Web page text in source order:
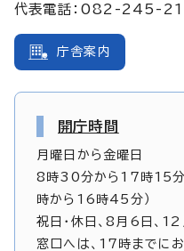
代表電話：082-245-
庁舎案内
開庁時間
月曜日から金曜日
8時30分から17時15分
時から16時45分）
祝日・休日、8月6日、
窓口へは、17時までに